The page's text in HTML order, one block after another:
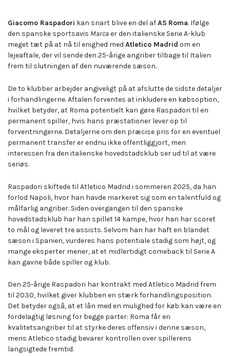
Giacomo Raspadori kan snart blive en del afAS Roma. Ifølge
den spanske sportsavis Marcaer den italienske Serie A-klub
meget tæt på at nå til enighed med Atletico Madrid om en
lejeaftale, der vil sende den 25-årige angriber tilbage til Italien
frem til slutningen af den nuværende sæson.
De to klubber arbejder angiveligt på at afslutte de sidste detaljer
i forhandlingerne. Aftalen forventes at inkludere en købsoption,
hvilket betyder, at Roma potentielt kan gøre Raspadori til en
permanent spiller, hvis hans præstationer lever op til
forventningerne. Detaljerne om den præcise pris for en eventuel
permanent transfer er endnu ikke offentliggjort, men
interessen fra den italienske hovedstadsklub ser ud til at være
seriøs.
Raspadori skiftede til Atletico Madrid i sommeren 2025, da han
forlod Napoli, hvor han havde markeret sig som en talentfuld og
målfarlig angriber. Siden overgangen til den spanske
hovedstadsklub har han spillet 14 kampe, hvor han har scoret
to mål og leveret tre assists. Selvom han har haft en blandet
sæson i Spanien, vurderes hans potentiale stadig som højt, og
mange eksperter mener, at et midlertidigt comeback til Serie A
kan gavne både spiller og klub.
Den 25-årige Raspadori har kontrakt med Atletico Madrid frem
til 2030, hvilket giver klubben en stærk forhandlingsposition.
Det betyder også, at et lån med en mulighed for køb kan være en
fordelagtig løsning for begge parter: Roma får en
kvalitetsangriber til at styrke deres offensiv i denne sæson,
mens Atletico stadig bevarer kontrollen over spillerens
langsigtede fremtid.